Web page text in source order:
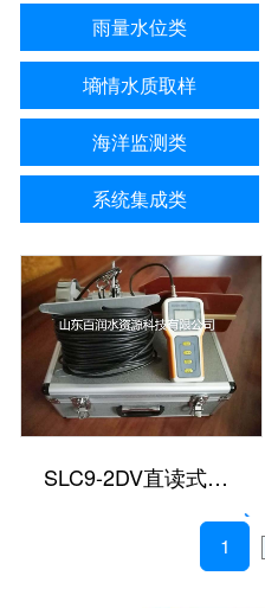
雨量水位类
墒情水质取样
海洋监测类
系统集成类
SLC9-2DV直读式海流计
1